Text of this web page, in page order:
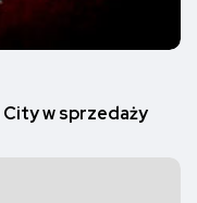
w sprzedaży